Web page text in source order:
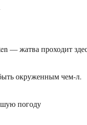
— жатва проходит
окруженным чем-л.
погоду